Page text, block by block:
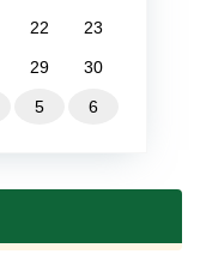
22 23
29 30
5 6